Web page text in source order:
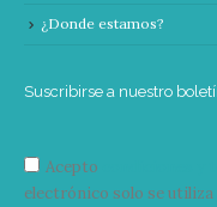
¿Donde estamos?
Suscribirse a nuestro
Acepto
electrónico solo se